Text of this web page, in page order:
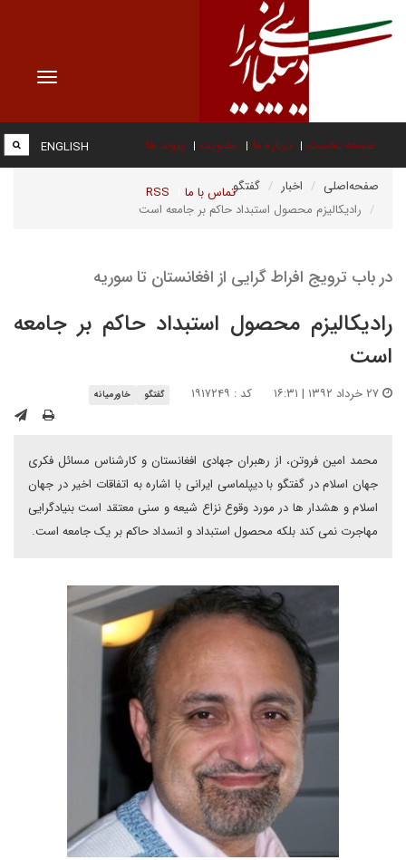
Toggle
صفحه نخست درباره ما عضویت پیوند ها
تماس با ما RSS
ENGLISH
صفحه‌اصلی اخبار
گفتگو
رادیکالیزم محصول استبداد حاکم بر جامعه است
در باب ترویج افراط گرایی از افغانستان تا سوریه
رادیکالیزم محصول استبداد حاکم بر جامعه
است
کد : ۱۹۱۷۲۴۹ گفتگو خاورمیانه
محمد امین فروتن، از رهبران جهادی افغانستان و کارشناس مسائل فکری
جهان اسلام در گفتگو با دیپلماسی ایرانی با اشاره به اتفاقات اخیر در جهان
اسلام و هشدار ها در مورد وقوع نزاع شیعه و سنی معتقد است بنیادگرایی
مهاجرت نمی کند بلکه محصول استبداد و انسداد حاکم بر یک جامعه است.